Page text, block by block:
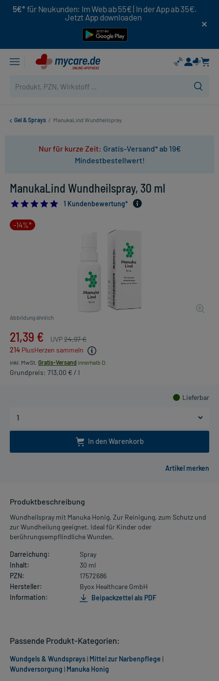
5€* für Neukunden: Im Web ab 55€ | In der App ab 35€.
Jetzt App downloaden
Gel & Sprays / ManukaLind Wundheilspray
Nur für kurze Zeit: Gratis-Versand* ab 19€
Mindestbestellwert!
ManukaLind Wundheilspray, 30 ml
5.01 Kundenbewertung*
-14%*
Abbildung ähnlich
21,39 € UVP24,97 €
214 PlusHerzen sammeln
inkl. MwSt. Gratis-Versand innerhalb D.
Grundpreis: 713,00 € / l
Lieferbar
In den Warenkorb
Produktbeschreibung
Wundheilspray mit Manuka Honig. Zur Reinigung, zum Schutz und
zur Wundheilung geeignet. Ideal für Kinder oder
berührungsempflindliche Wunden.
Darreichung:
Spray
Inhalt:
30 ml
PZN:
17572686
Hersteller:
Byox Healthcare GmbH
Information:
Beipackzettel als PDF
Passende Produkt-Kategorien:
Wundgels & Wundsprays| Mittel zur Narbenpflege |
Wundversorgung | Manuka Honig